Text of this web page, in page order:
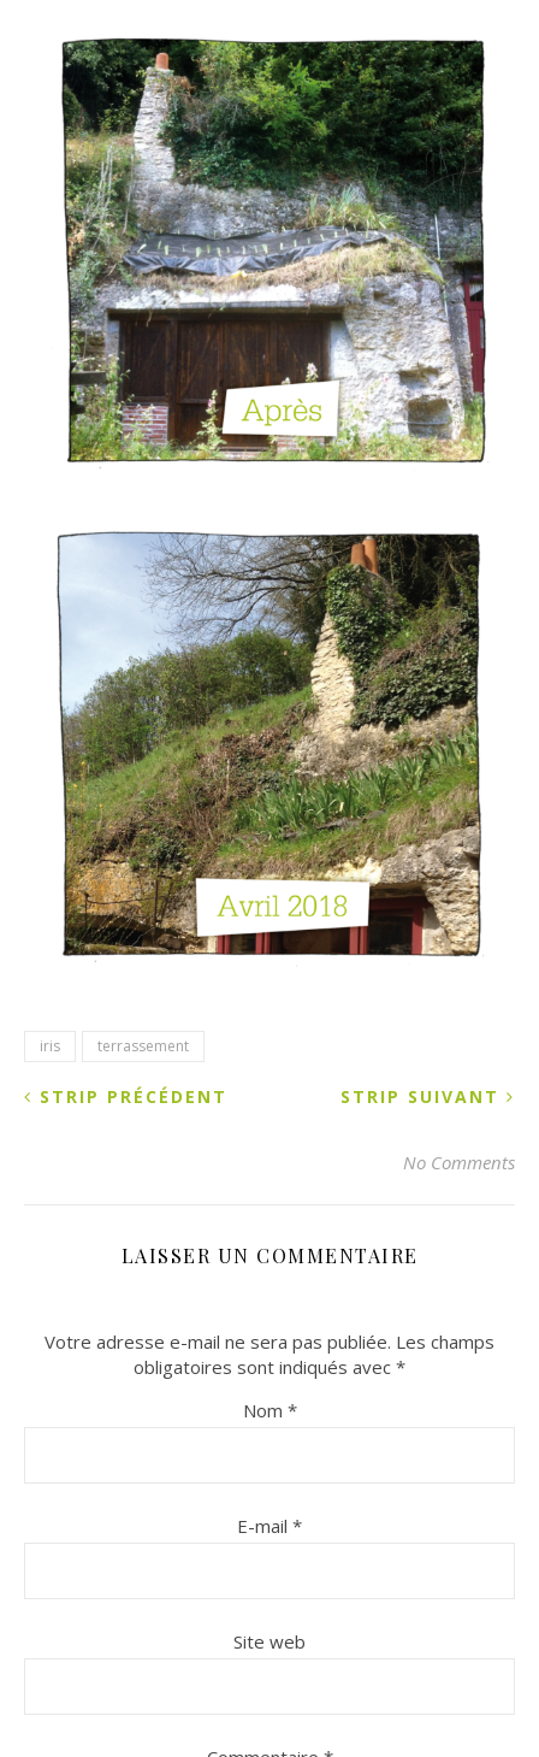
iris terrassement
STRIP SUIVANT
STRIP PRÉCÉDENT
No Comments
LAISSER UN COMMENTAIRE
Votre adresse e-mail ne sera pas publiée. Les champs
obligatoires sont indiqués avec *
Nom *
E-mail *
Site web